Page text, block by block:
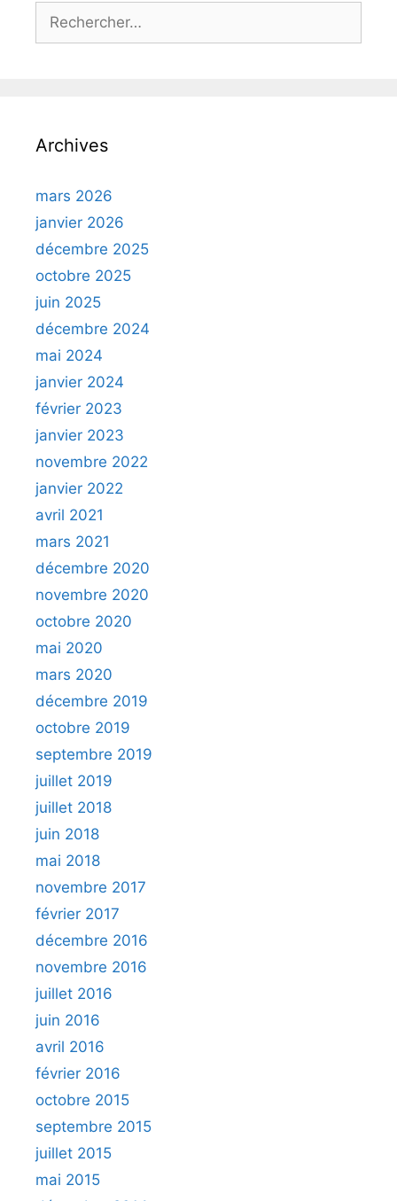
Archives
mars 2026
janvier 2026
décembre 2025
octobre 2025
juin 2025
décembre 2024
mai 2024
janvier 2024
février 2023
janvier 2023
novembre 2022
janvier 2022
avril 2021
mars 2021
décembre 2020
novembre 2020
octobre 2020
mai 2020
mars 2020
décembre 2019
octobre 2019
septembre 2019
juillet 2019
juillet 2018
juin 2018
mai 2018
novembre 2017
février 2017
décembre 2016
novembre 2016
juillet 2016
juin 2016
avril 2016
février 2016
octobre 2015
septembre 2015
juillet 2015
mai 2015